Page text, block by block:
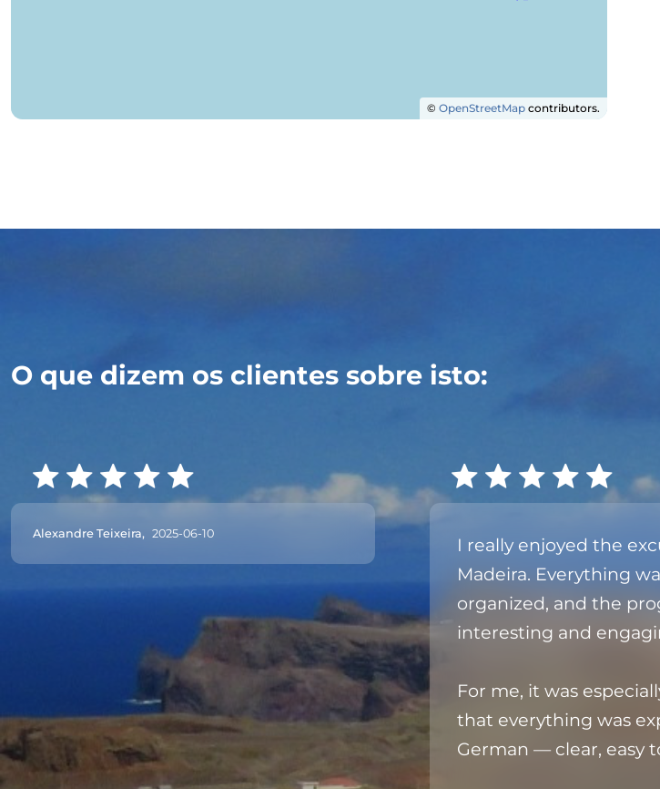
©OpenStreetMap contributors.
O que dizem os clientes sobre isto:
Alexandre Teixeira, 2025-06-10
I really enjoyed the
Madeira. Everything
organized, and the
interesting and
For me, it was
that everything was
German — clear, easy